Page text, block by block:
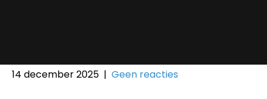
14 december 2025 | Geen reacties